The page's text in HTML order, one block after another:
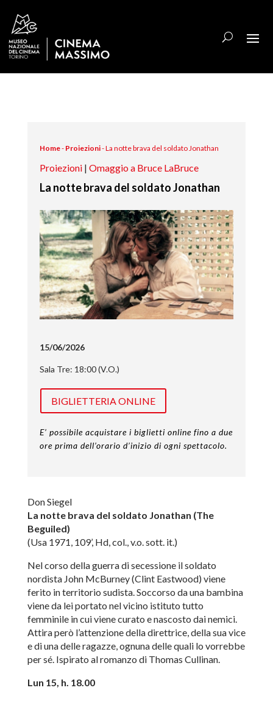
Home- Proiezioni-La notte brava del soldato Jonathan
Proiezioni| Omaggio a Bruce LaBruce
La notte brava del soldato Jonathan
15/06/2026
Sala Tre: 18:00 (V.O.)
BIGLIETTERIA ONLINE
E’ possibile acquistare i biglietti online fino a due
ore prima dell’orario d’inizio di ogni spettacolo.
Don Siegel
La notte brava del soldato Jonathan (The
Beguiled)
(Usa 1971, 109’, Hd, col., v.o. sott. it.)
Nel corso della guerra di secessione il soldato
nordista John McBurney (Clint Eastwood) viene
ferito in territorio sudista. Soccorso da una bambina
viene da lei portato nel vicino istituto tutto
femminile in cui viene curato e nascosto dai nemici.
Attira però l’attenzione della direttrice, della sua vice
e di una delle ragazze, ognuna delle quali lo vorrebbe
per sé. Ispirato al romanzo di Thomas Cullinan.
Lun 15, h. 18.00